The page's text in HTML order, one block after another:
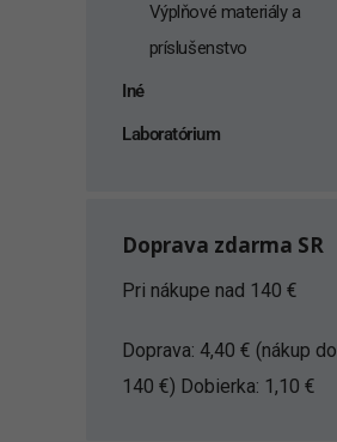
Výplňové materiály a
príslušenstvo
Iné
Laboratórium
Doprava zdarma SR
Pri nákupe nad 140 €
Doprava: 4,40 € (nákup do
140 €) Dobierka: 1,10 €